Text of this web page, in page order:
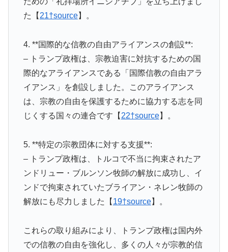
た【 21†source】。
4. **国際的な信教の自由アライアンスの創設**:
– トランプ政権は、宗教迫害に対抗するための国
際的なアライアンスである「国際信教の自由アラ
イアンス」を創設しました。このアライアンス
は、宗教の自由を保護するために協力する志を同
じくする国々の連合です【 22†source】。
5. **特定の宗教団体に対する支援**:
– トランプ政権は、トルコで不当に拘束されたア
ンドリュー・ブルンソン牧師の解放に成功し、イ
ンドで拘束されていたブライアン・ネレン牧師の
解放にも尽力しました【 19†source】。
これらの取り組みにより、トランプ政権は国内外
での信教の自由を強化し、多くの人々が宗教的信